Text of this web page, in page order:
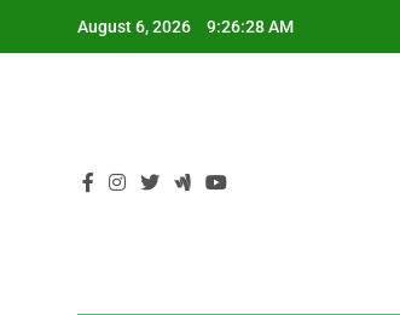
August 6, 2026 9:26:28 AM